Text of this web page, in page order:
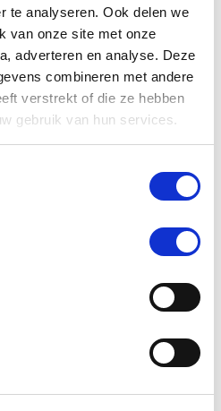
te analyseren. Ook delen we
van onze site met onze
adverteren en analyse. Deze
combineren met andere
verstrekt of die ze hebben
gebruik van hun services.
€ 27,50
-5 %